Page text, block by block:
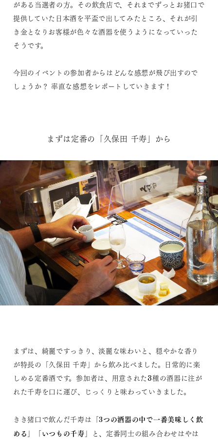
がある当選者の方。その飲食店で、それまでずっとお猪口で
提供していた日本酒を平盃で出してみたところ、それが引
き金となりお客様が色々な酒器を使うようになっていった
そうです。
今回のイベントの参加者からはどんな感想が飛び出すので
しょうか？ 率直な感想をレポートしていきます！
まずは定番の「久保田 千寿」から
まずは、綺麗ですっきり、淡麗な味わいと、穏やかな香り
が特長の「久保田 千寿」から飲み比べました。日常的に楽
しめる定番酒です。参加者は、用意された3種の酒器に注が
れた千寿を口に運び、じっくりと味わっていきました。
きき猪口で飲んだ千寿は
「3つの酒器の中で一番美味しく飲
める」「いつもの千寿」
と、定番同士の組み合わせはやは